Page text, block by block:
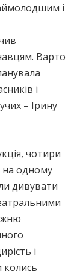
і
Варто
і
– Ірину
чотири
на одному
дивувати
і
колись